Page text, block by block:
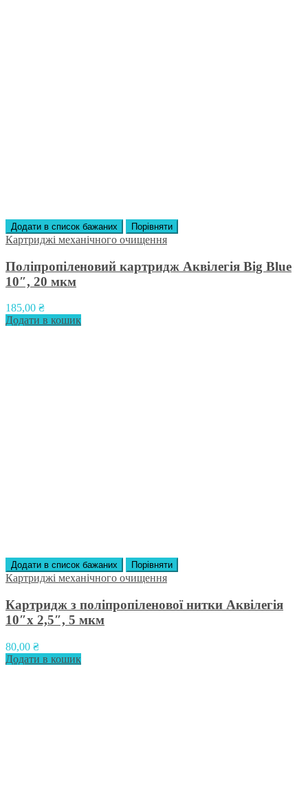
Додати в список бажаних Порівняти
Картриджі механічного очищення
Поліпропіленовий картридж Аквілегія Big Blue
10″, 20 мкм
185,00 ₴
Додати в кошик
Додати в список бажаних Порівняти
Картриджі механічного очищення
Картридж з поліпропіленової нитки Аквілегія
10″х 2,5″, 5 мкм
80,00 ₴
Додати в кошик